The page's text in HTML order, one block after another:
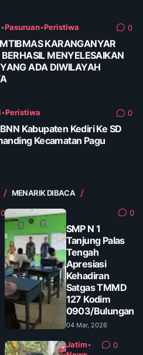
•Pasuruan•Peristiwa 0
KARANGANYAR
MENYELESAIKAN
ADA DIWILAYAH
•Peristiwa 0
Kabupaten Kediri Ke SD
Kecamatan Pagu
0
MENARIK DIBACA
0
SMP N 1
Tanjung Palas
Tengah
Apresiasi
Kehadiran
Satgas TMMD
127 Kodim
0903/Bulungan
04 Mar, 2026
Jatim•
0